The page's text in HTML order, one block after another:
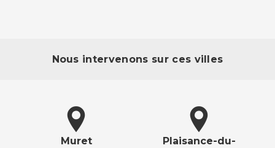
Nous intervenons sur ces villes
Muret
Plaisance-du-